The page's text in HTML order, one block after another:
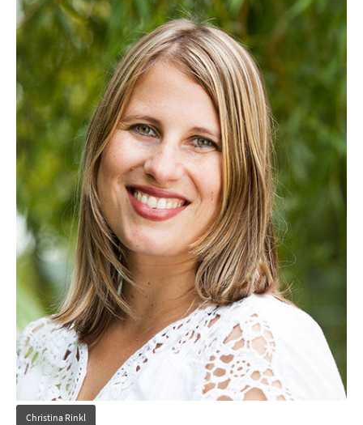
Christina Rinkl